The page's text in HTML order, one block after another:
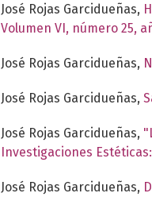
José Rojas Garcidueñas,
Volumen VI, número 25,
José Rojas Garcidueñas,
José Rojas Garcidueñas,
José Rojas Garcidueñas,
Investigaciones
José Rojas Garcidueñas,